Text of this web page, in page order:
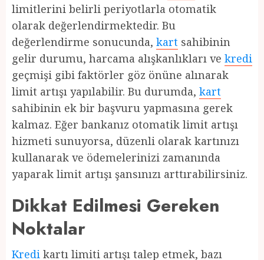
limitlerini belirli periyotlarla otomatik
olarak değerlendirmektedir. Bu
değerlendirme sonucunda, kart sahibinin
gelir durumu, harcama alışkanlıkları ve kredi
geçmişi gibi faktörler göz önüne alınarak
limit artışı yapılabilir. Bu durumda, kart
sahibinin ek bir başvuru yapmasına gerek
kalmaz. Eğer bankanız otomatik limit artışı
hizmeti sunuyorsa, düzenli olarak kartınızı
kullanarak ve ödemelerinizi zamanında
yaparak limit artışı şansınızı arttırabilirsiniz.
Dikkat Edilmesi Gereken
Noktalar
Kredi kartı limiti artışı talep etmek, bazı